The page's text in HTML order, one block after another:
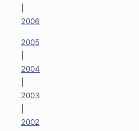
2006
2005
2004
2003
2002